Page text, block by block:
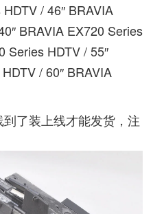
/ 46″ BRAVIA
BRAVIA EX720 Series
Series HDTV / 55″
/ 60″ BRAVIA
了装上线才能发货，注